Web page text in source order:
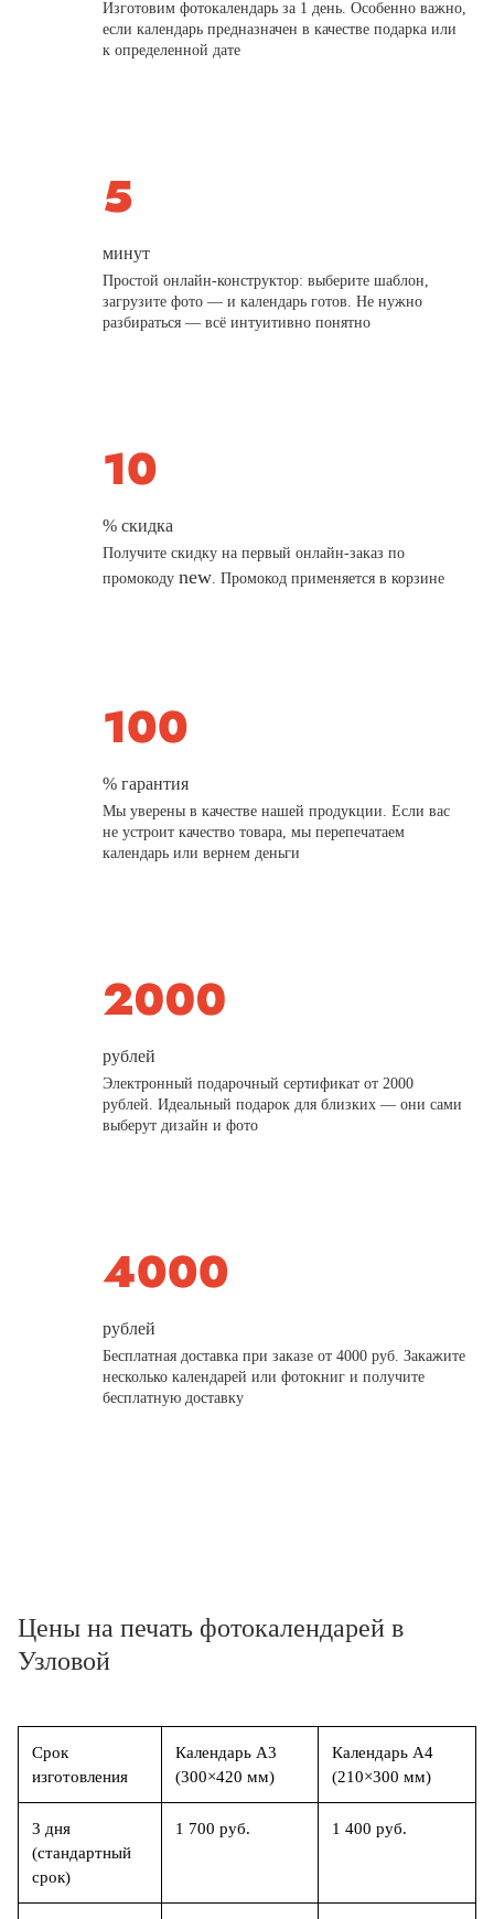
Изготовим фотокалендарь за 1 день. Особенно важно,
если календарь предназначен в качестве подарка или
к определенной дате
минут
Простой онлайн-конструктор: выберите шаблон,
загрузите фото — и календарь готов. Не нужно
разбираться — всё интуитивно понятно
% скидка
Получите скидку на первый онлайн-заказ по
промокодуnew. Промокод применяется в корзине
% гарантия
Мы уверены в качестве нашей продукции. Если вас
не устроит качество товара, мы перепечатаем
календарь или вернем деньги
рублей
Электронный подарочный сертификат от 2000
рублей. Идеальный подарок для близких — они сами
выберут дизайн и фото
рублей
Бесплатная доставка при заказе от 4000 руб. Закажите
несколько календарей или фотокниг и получите
бесплатную доставку
Цены на печать фотокалендарей в
Узловой
Срок
изготовления
Календарь А3
(300×420 мм)
Календарь А4
(210×300 мм)
3 дня
(стандартный
срок)
1 700 руб. 1 400 руб.